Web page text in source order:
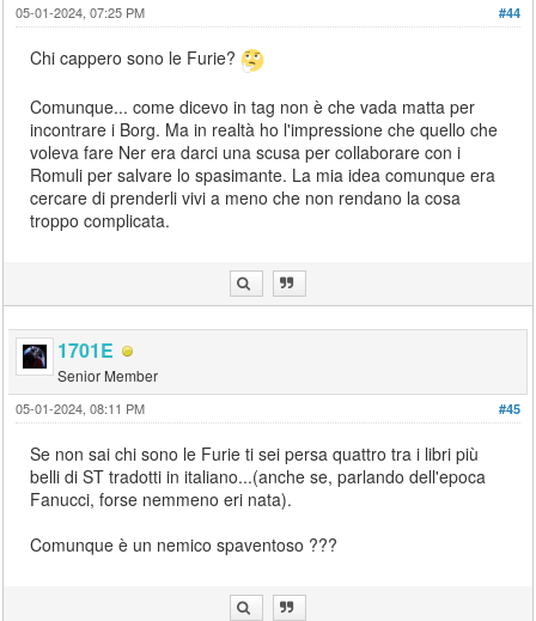
#44
05-01-2024, 07:25 PM
Chi cappero sono le Furie?
Comunque... come dicevo in tag non è che vada matta per
incontrare i Borg. Ma in realtà ho l'impressione che quello che
voleva fare Ner era darci una scusa per collaborare con i
Romuli per salvare lo spasimante. La mia idea comunque era
cercare di prenderli vivi a meno che non rendano la cosa
troppo complicata.
1701E
Senior Member
#45
05-01-2024, 08:11 PM
Se non sai chi sono le Furie ti sei persa quattro tra i libri più
belli di ST tradotti in italiano...(anche se, parlando dell'epoca
Fanucci, forse nemmeno eri nata).
Comunque è un nemico spaventoso ???